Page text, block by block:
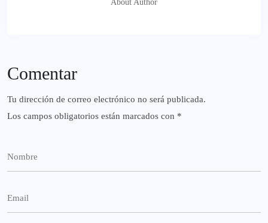
About Author
Comentar
Tu dirección de correo electrónico no será publicada.
Los campos obligatorios están marcados con *